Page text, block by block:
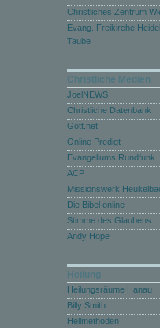
Christliches Zentrum
Evang. Freikirche
Taube
Christliche Medien
JoelNEWS
Christliche Datenbank
Gott.net
Online Predigt
Evangeliums Rundfunk
ACP
Missionswerk
Die Bibel online
Stimme des Glaubens
Andy Hope
Heilung
Heilungsräume Hanau
Billy Smith
Heilmethoden